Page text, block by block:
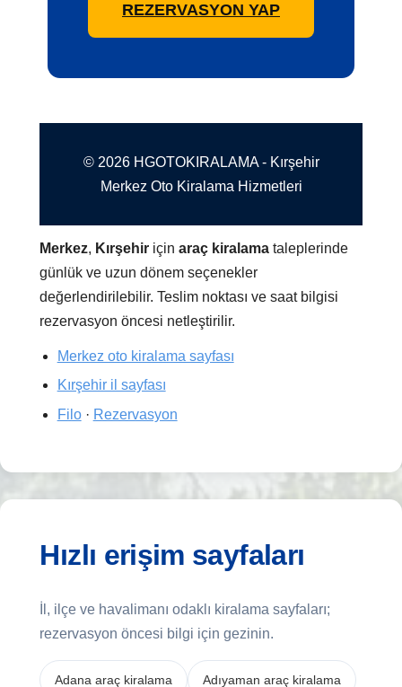
REZERVASYON YAP
© 2026 HGOTOKIRALAMA - Kırşehir
Merkez Oto Kiralama Hizmetleri
Merkez, Kırşehir içinaraç kiralama taleplerinde
günlük ve uzun dönem seçenekler
değerlendirilebilir. Teslim noktası ve saat bilgisi
rezervasyon öncesi netleştirilir.
Merkez oto kiralama sayfası
Kırşehir il sayfası
Filo· Rezervasyon
Hızlı erişim sayfaları
İl, ilçe ve havalimanı odaklı kiralama sayfaları;
rezervasyon öncesi bilgi için gezinin.
Adana araç kiralama Adıyaman araç kiralama